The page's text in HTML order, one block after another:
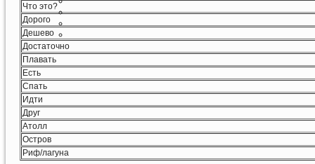
Что это?
Дорого
Дешево
Достаточно
Плавать
Есть
Спать
Идти
Друг
Атолл
Остров
Риф/лагуна